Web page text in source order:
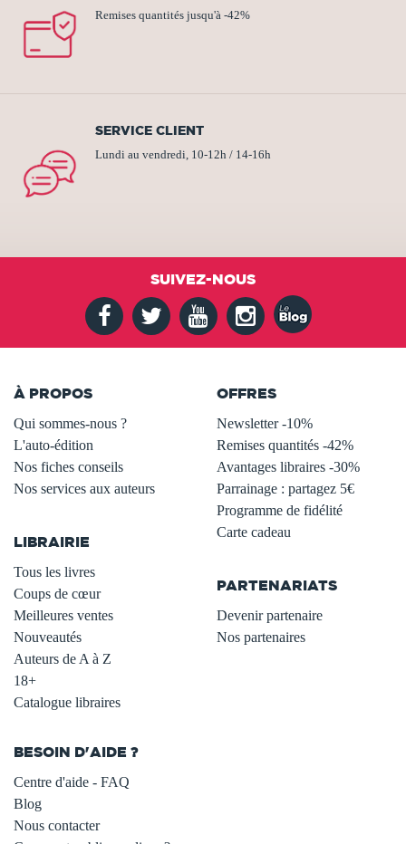
Remises quantités jusqu'à -42%
SERVICE CLIENT
Lundi au vendredi, 10-12h / 14-16h
SUIVEZ-NOUS
À PROPOS
Qui sommes-nous ?
L'auto-édition
Nos fiches conseils
Nos services aux auteurs
LIBRAIRIE
Tous les livres
Coups de cœur
Meilleures ventes
Nouveautés
Auteurs de A à Z
18+
Catalogue libraires
OFFRES
Newsletter -10%
Remises quantités -42%
Avantages libraires -30%
Parrainage : partagez 5€
Programme de fidélité
Carte cadeau
PARTENARIATS
Devenir partenaire
Nos partenaires
BESOIN D'AIDE ?
Centre d'aide - FAQ
Blog
Nous contacter